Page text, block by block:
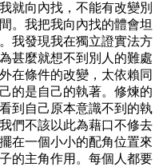
就向內找，不能有改變別
。我把我向內找的體會坦
我發現我在獨立證實法方
甚麼就想不到別人的難處
在條件的改變，太依賴同
的是自己的執著。修煉的
到自己原本意識不到的執
們不該以此為藉口不修去
在一個小小的配角位置來
的主角作用。每個人都要